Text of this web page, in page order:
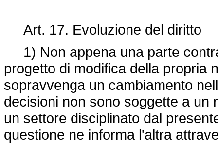
Art. 17. Evoluzione del diritto
1) Non appena una parte
progetto di modifica della propria
sopravvenga un cambiamento
decisioni non sono soggette a un
un settore disciplinato dal
questione ne informa l'altra